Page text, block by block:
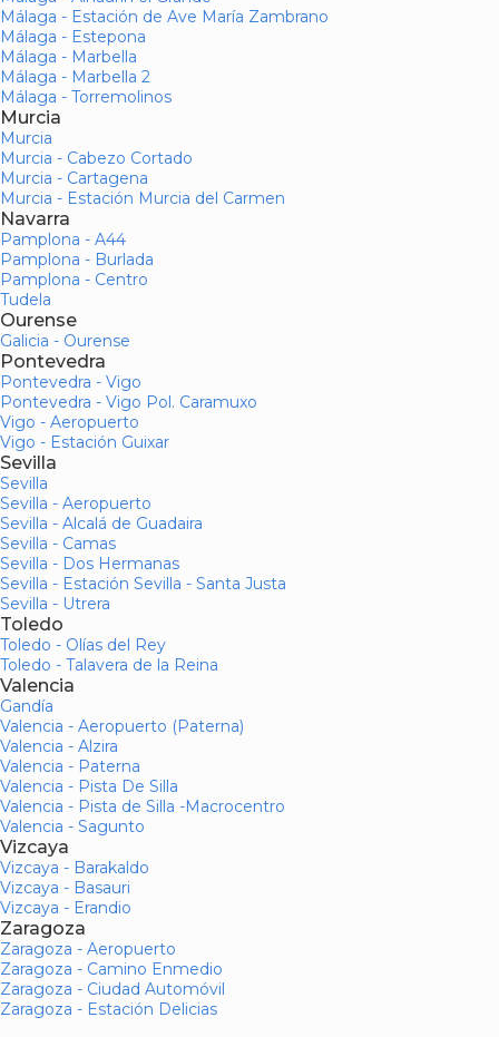
Málaga - Estación de Ave María Zambrano
Málaga - Estepona
Málaga - Marbella
Málaga - Marbella 2
Málaga - Torremolinos
Murcia
Murcia
Murcia - Cabezo Cortado
Murcia - Cartagena
Murcia - Estación Murcia del Carmen
Navarra
Pamplona - A44
Pamplona - Burlada
Pamplona - Centro
Tudela
Ourense
Galicia - Ourense
Pontevedra
Pontevedra - Vigo
Pontevedra - Vigo Pol. Caramuxo
Vigo - Aeropuerto
Vigo - Estación Guixar
Sevilla
Sevilla
Sevilla - Aeropuerto
Sevilla - Alcalá de Guadaira
Sevilla - Camas
Sevilla - Dos Hermanas
Sevilla - Estación Sevilla - Santa Justa
Sevilla - Utrera
Toledo
Toledo - Olías del Rey
Toledo - Talavera de la Reina
Valencia
Gandía
Valencia - Aeropuerto (Paterna)
Valencia - Alzira
Valencia - Paterna
Valencia - Pista De Silla
Valencia - Pista de Silla -Macrocentro
Valencia - Sagunto
Vizcaya
Vizcaya - Barakaldo
Vizcaya - Basauri
Vizcaya - Erandio
Zaragoza
Zaragoza - Aeropuerto
Zaragoza - Camino Enmedio
Zaragoza - Ciudad Automóvil
Zaragoza - Estación Delicias